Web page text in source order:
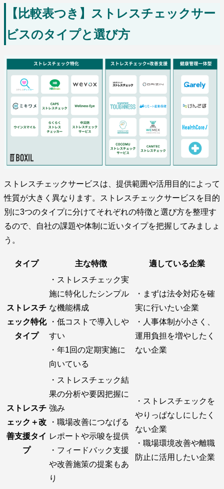
【比較表つき】ストレスチェックサー
ビスのタイプと選び方
ストレスチェックサービスは、提供範囲や活用目的によって
性質が大きく異なります。ストレスチェックサービスを目的
別に3つのタイプに分けてそれぞれの特徴と選び方を整理す
るので、自社の課題や体制に近いタイプを把握してみましょ
う。
タイプ 主な特徴 適している企業
ストレスチ
ェック特化
タイプ
・ストレスチェック実
施に特化したシンプル
な機能構成
・低コストで導入しや
すい
・年1回の定期実施に
向いている
・まずは法令対応を確
実に行いたい企業
・人事体制が小さく、
運用負担を増やしたく
ない企業
ストレスチ
ェック＋改
善支援タイ
プ
・ストレスチェック結
果の分析や要因把握に
強み
・職場改善につなげる
レポートや示唆を提供
・フィードバック支援
や改善施策の提案もあ
り
・ストレスチェックを
やりっぱなしにしたく
ない企業
・職場環境改善や離職
防止に活用したい企業